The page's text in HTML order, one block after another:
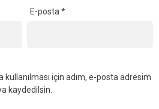
E-posta*
kullanılması için adım, e-posta adresim
kaydedilsin.